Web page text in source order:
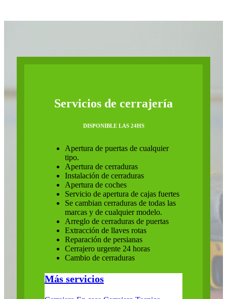
Servicios de cerrajería
DISPONIBLE LAS 24HS
Apertura de puertas de cualquier
tipo.
Apertura de cerraduras
Instalación de cerraduras
Apertura de coches
Servicio de apertura de cajas fuertes
Se cambian cerraduras de todas las
marcas y de cualquier modelo.
Arreglo de cerraduras de puertas
Extracción de llaves rotas
Reparación de persianas
Cerrajero urgente 24 horas
Cambio de cerraduras
Más servicios